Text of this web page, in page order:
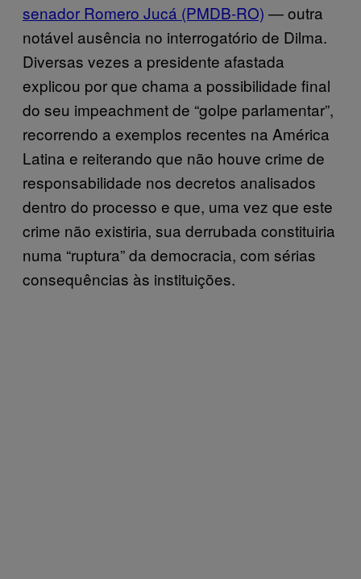
senador Romero Jucá (PMDB-RO) — outra
notável ausência no interrogatório de Dilma.
Diversas vezes a presidente afastada
explicou por que chama a possibilidade final
do seu impeachment de “golpe parlamentar”,
recorrendo a exemplos recentes na América
Latina e reiterando que não houve crime de
responsabilidade nos decretos analisados
dentro do processo e que, uma vez que este
crime não existiria, sua derrubada constituiria
numa “ruptura” da democracia, com sérias
consequências às instituições.